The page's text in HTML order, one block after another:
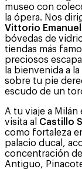
museo con
la ópera. Nos
Vittorio
bóvedas de
tiendas más
preciosos
la bienvenida a
sobre tu pie
escudo de un
A tu viaje a
visita al Castillo
como fortaleza
palacio ducal,
concentración
Antiguo,